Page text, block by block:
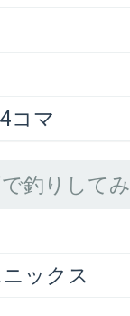
コマ
釣りして
ックス